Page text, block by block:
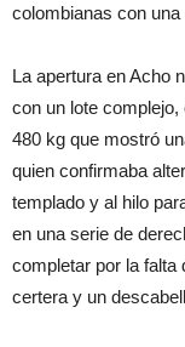
colombianas con una
La apertura en Acho
con un lote
480 kg que mostró
quien confirmaba
templado y al hilo
en una serie de
completar por la falta
certera y un